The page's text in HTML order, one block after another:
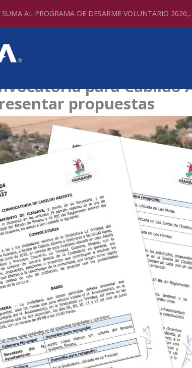
SUMA AL PROGRAMA DE DESARME VOLUNTARIO 2026;...
para Cabildo
propuestas